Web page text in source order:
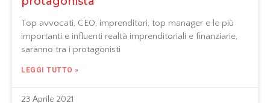
Top avvocati, CEO, imprenditori, top manager e le più
importanti e influenti realtà imprenditoriali e finanziarie,
saranno tra i protagonisti
LEGGI TUTTO »
23 Aprile 2021